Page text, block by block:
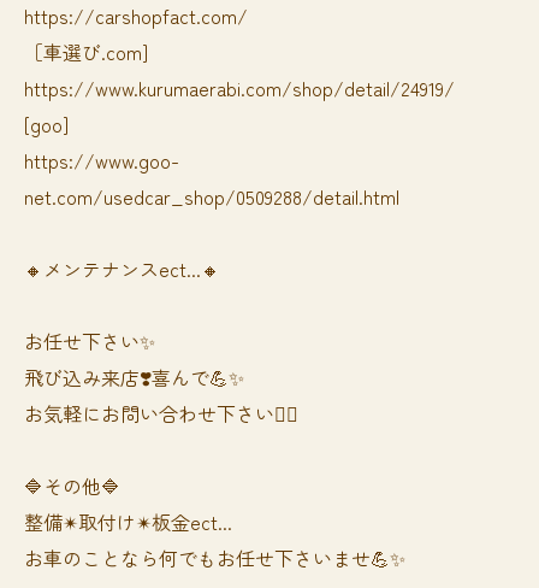
https://carshopfact.com/
［車選び.com]
https://www.kurumaerabi.com/shop/detail/24919/
[goo]
https://www.goo-
net.com/usedcar_shop/0509288/detail.html
🔸メンテナンスect...🔸
お任せ下さい✨
飛び込み来店❣️喜んで💪✨
お気軽にお問い合わせ下さい🙆‍♀️
🔷その他🔷
整備✴︎取付け✴︎板金ect...
お車のことなら何でもお任せ下さいませ💪✨